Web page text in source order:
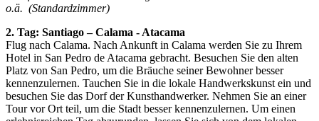
o.ä. (Standardzimmer)
2. Tag: Santiago – Calama - Atacama
Flug nach Calama. Nach Ankunft in Calama werden Sie zu Ihrem
Hotel in San Pedro de Atacama gebracht. Besuchen Sie den alten
Platz von San Pedro, um die Bräuche seiner Bewohner besser
kennenzulernen. Tauchen Sie in die lokale Handwerkskunst ein und
besuchen Sie das Dorf der Kunsthandwerker. Nehmen Sie an einer
Tour vor Ort teil, um die Stadt besser kennenzulernen. Um einen